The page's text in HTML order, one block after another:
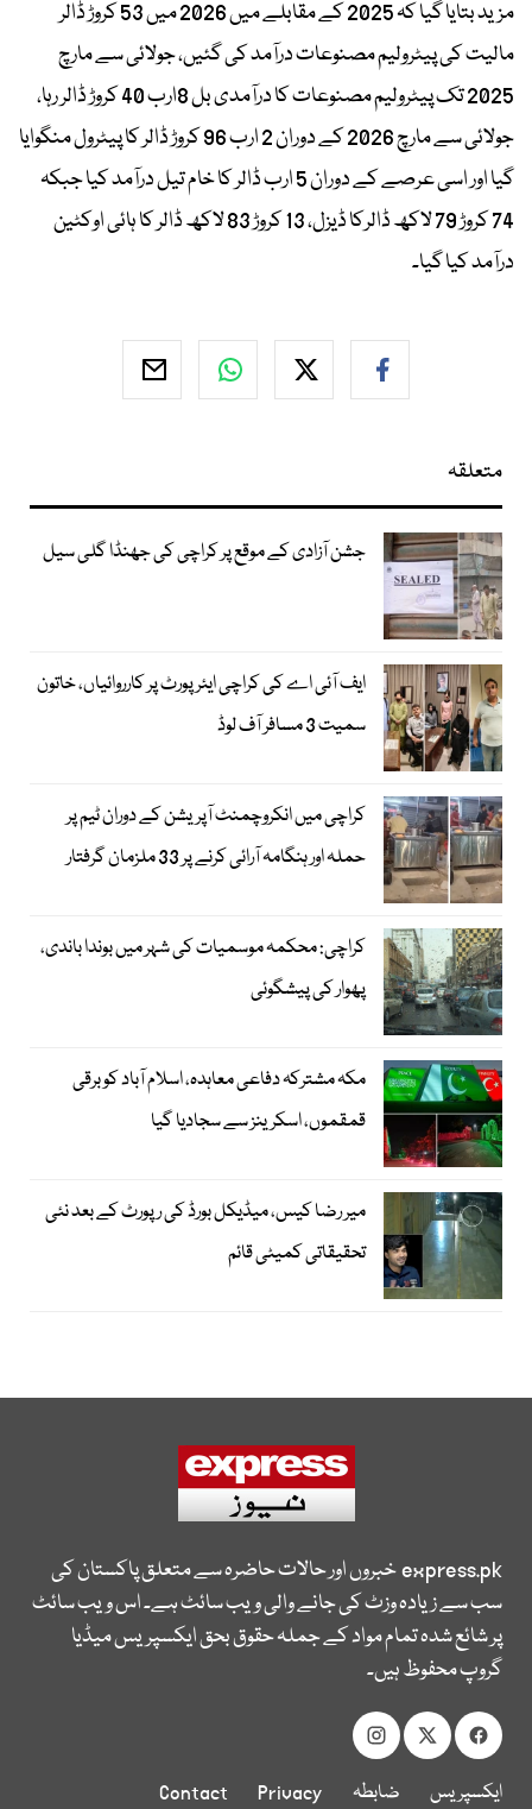
مزید بتایا گیا کہ 2025 کے مقابلے میں 2026 میں 53 کروڑ ڈالر
مالیت کی پیٹرولیم مصنوعات درآمد کی گئیں، جولائی سے مارچ
2025 تک پیٹرولیم مصنوعات کا درآمدی بل 8ارب 40 کروڑ ڈالر رہا،
جولائی سے مارچ 2026 کے دوران 2 ارب 96 کروڑ ڈالر کا پیٹرول منگوایا
گیا اور اسی عرصے کے دوران 5 ارب ڈالر کا خام تیل درآمد کیا جبکہ
74 کروڑ 79 لاکھ ڈالرکا ڈیزل، 13 کروڑ 83 لاکھ ڈالر کا ہائی اوکٹین
درآمد کیا گیا۔
متعلقہ
جشن آزادی کے موقع پر کراچی کی جھنڈا گلی سیل
ایف آئی اے کی کراچی ایئرپورٹ پر کارروائیاں، خاتون
سمیت 3 مسافر آف لوڈ
کراچی میں انکروچمنٹ آپریشن کے دوران ٹیم پر
حملہ اور ہنگامہ آرائی کرنے پر 33 ملزمان گرفتار
کراچی: محکمہ موسمیات کی شہر میں بوندا باندی،
پھوار کی پیشگوئی
مکہ مشترکہ دفاعی معاہدہ، اسلام آباد کو برقی
قمقموں، اسکرینز سے سجادیا گیا
میر رضا کیس، میڈیکل بورڈ کی رپورٹ کے بعد نئی
تحقیقاتی کمیٹی قائم
express.pkخبروں اور حالات حاضرہ سے متعلق پاکستان کی
سب سے زیادہ وزٹ کی جانے والی ویب سائٹ ہے۔ اس ویب سائٹ
پر شائع شدہ تمام مواد کے جملہ حقوق بحق ایکسپریس میڈیا
گروپ محفوظ ہیں۔
ایکسپریس
ضابطہ
Privacy
Contact